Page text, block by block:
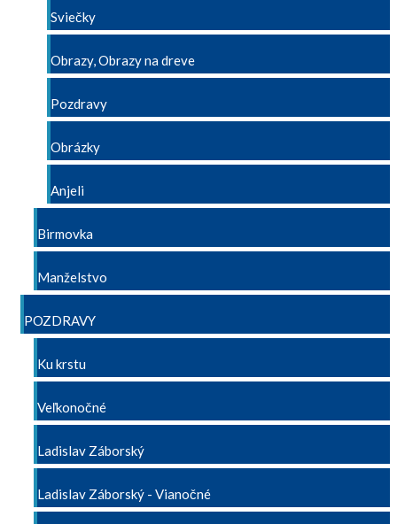
Sviečky
Obrazy, Obrazy na dreve
Pozdravy
Obrázky
Anjeli
Birmovka
Manželstvo
POZDRAVY
Ku krstu
Veľkonočné
Ladislav Záborský
Ladislav Záborský - Vianočné